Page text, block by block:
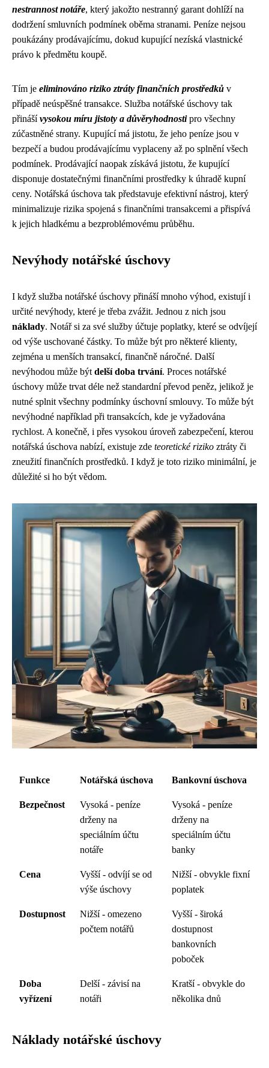
nestrannost notáře, který jakožto nestranný garant dohlíží na
dodržení smluvních podmínek oběma stranami. Peníze nejsou
poukázány prodávajícímu, dokud kupující nezíská vlastnické
právo k předmětu koupě.
Tím je eliminováno riziko ztráty finančních prostředků v
případě neúspěšné transakce. Služba notářské úschovy tak
přinášívysokou míru jistoty a důvěryhodnostipro všechny
zúčastněné strany. Kupující má jistotu, že jeho peníze jsou v
bezpečí a budou prodávajícímu vyplaceny až po splnění všech
podmínek. Prodávající naopak získává jistotu, že kupující
disponuje dostatečnými finančními prostředky k úhradě kupní
ceny. Notářská úschova tak představuje efektivní nástroj, který
minimalizuje rizika spojená s finančními transakcemi a přispívá
k jejich hladkému a bezproblémovému průběhu.
Nevýhody notářské úschovy
I když služba notářské úschovy přináší mnoho výhod, existují i
určité nevýhody, které je třeba zvážit. Jednou z nich jsou
náklady. Notář si za své služby účtuje poplatky, které se odvíjejí
od výše uschované částky. To může být pro některé klienty,
zejména u menších transakcí, finančně náročné. Další
nevýhodou může být delší doba trvání. Proces notářské
úschovy může trvat déle než standardní převod peněz, jelikož je
nutné splnit všechny podmínky úschovní smlouvy. To může být
nevýhodné například při transakcích, kde je vyžadována
rychlost. A konečně, i přes vysokou úroveň zabezpečení, kterou
notářská úschova nabízí, existuje zde teoretické riziko ztráty či
zneužití finančních prostředků. I když je toto riziko minimální, je
důležité si ho být vědom.
Funkce Notářská úschova Bankovní úschova
Bezpečnost
Vysoká - peníze
drženy na
speciálním účtu
notáře
Vysoká - peníze
drženy na
speciálním účtu
banky
Cena
Vyšší - odvíjí se od
výše úschovy
Nižší - obvykle fixní
poplatek
Dostupnost
Nižší - omezeno
počtem notářů
Vyšší - široká
dostupnost
bankovních
poboček
Doba
vyřízení
Delší - závisí na
notáři
Kratší - obvykle do
několika dnů
Náklady notářské úschovy